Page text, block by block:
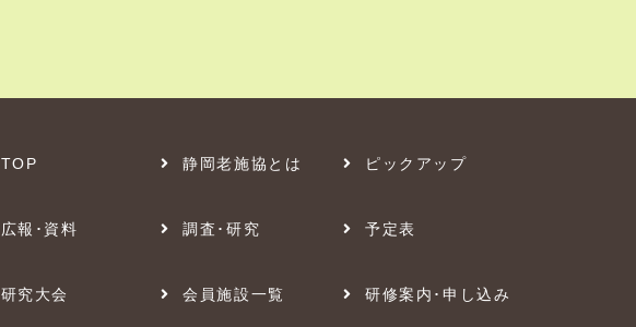
TOP 静岡老施協とは ピックアップ
広報･資料 調査･研究 予定表
研究大会 会員施設一覧 研修案内･申し込み